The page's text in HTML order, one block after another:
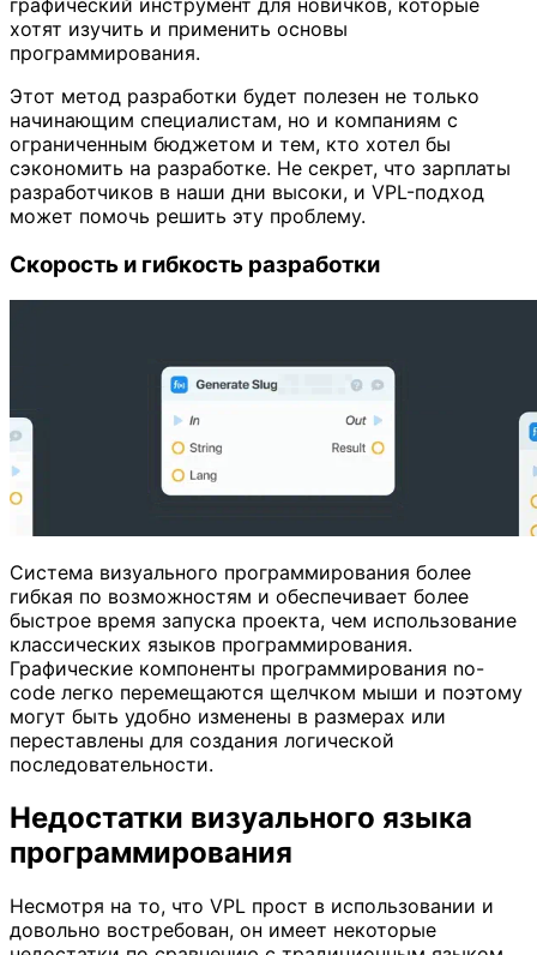
хотят изучить и применить основы
программирования.
Этот метод разработки будет полезен не только
начинающим специалистам, но и компаниям с
ограниченным бюджетом и тем, кто хотел бы
сэкономить на разработке. Не секрет, что зарплаты
разработчиков в наши дни высоки, и VPL-подход
может помочь решить эту проблему.
Скорость и гибкость разработки
Система визуального программирования более
гибкая по возможностям и обеспечивает более
быстрое время запуска проекта, чем использование
классических языков программирования.
Графические компоненты программирования no-
code легко перемещаются щелчком мыши и поэтому
могут быть удобно изменены в размерах или
переставлены для создания логической
последовательности.
Недостатки визуального языка
программирования
Несмотря на то, что VPL прост в использовании и
довольно востребован, он имеет некоторые